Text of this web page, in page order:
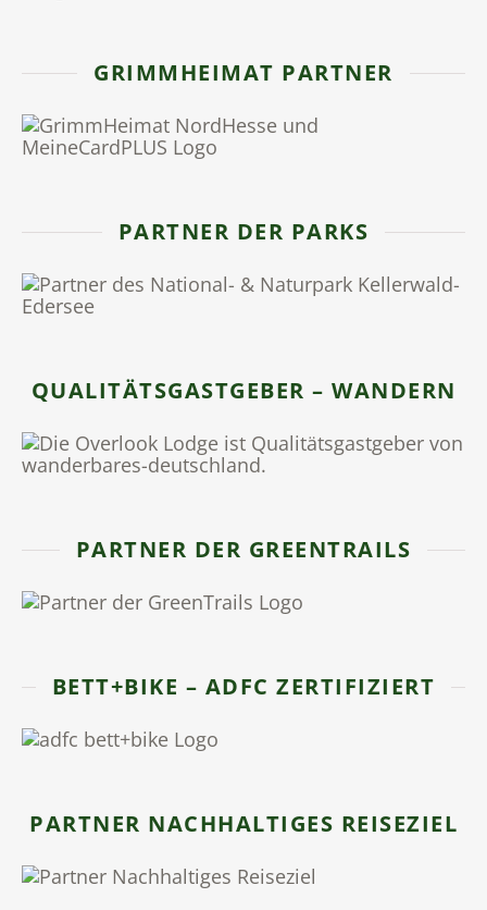
GRIMMHEIMAT PARTNER
PARTNER DER PARKS
QUALITÄTSGASTGEBER – WANDERN
PARTNER DER GREENTRAILS
BETT+BIKE – ADFC ZERTIFIZIERT
PARTNER NACHHALTIGES REISEZIEL